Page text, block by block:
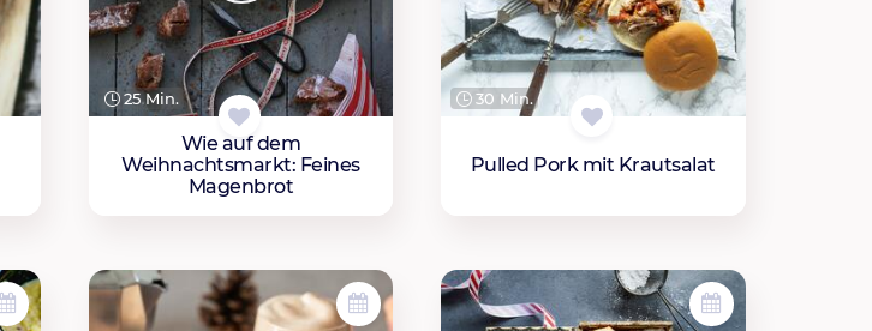
25 Min.
Wie auf dem
Weihnachtsmarkt: Feines
Magenbrot
30 Min.
Pulled Pork mit Krautsalat